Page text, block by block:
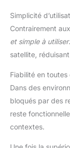
Simplicité
Contrairement
et simple à utiliser
satellite,
Fiabilité en
Dans des
bloqués par des
reste
contextes.